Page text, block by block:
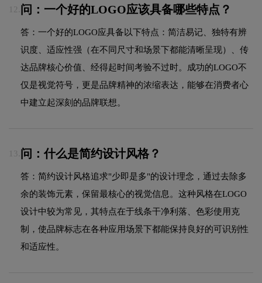
12. 问：一个好的LOGO应该具备哪些特点？
答：一个好的LOGO应具备以下特点：简洁易记、独特有辨
识度、适应性强（在不同尺寸和场景下都能清晰呈现）、传
达品牌核心价值、经得起时间考验不过时。成功的LOGO不
仅是视觉符号，更是品牌精神的浓缩表达，能够在消费者心
中建立起深刻的品牌联想。
13. 问：什么是简约设计风格？
答：简约设计风格追求"少即是多"的设计理念，通过去除多
余的装饰元素，保留最核心的视觉信息。这种风格在LOGO
设计中较为常见，其特点在于线条干净利落、色彩使用克
制，使品牌标志在各种应用场景下都能保持良好的可识别性
和适应性。